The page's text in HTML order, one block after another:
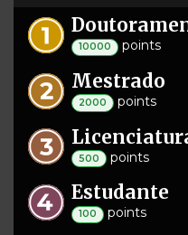
10000 points
Mestrado
2000 points
500 points
Estudante
100 points